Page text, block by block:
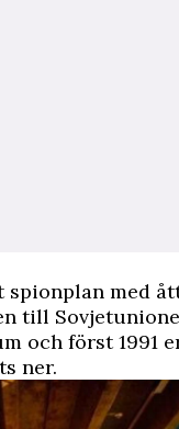
spionplan med
till
och först 1991
ner.